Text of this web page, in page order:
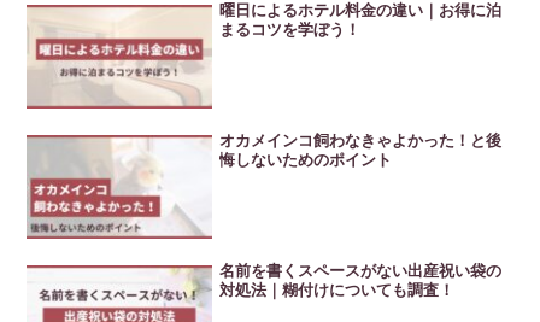
曜日によるホテル料金の違い｜お得に泊
まるコツを学ぼう！
オカメインコ飼わなきゃよかった！と後
悔しないためのポイント
名前を書くスペースがない出産祝い袋の
対処法｜糊付けについても調査！